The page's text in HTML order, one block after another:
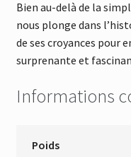
Bien au-delà de la
nous plonge dans
de ses croyances pour
surprenante et
Informations
Poids